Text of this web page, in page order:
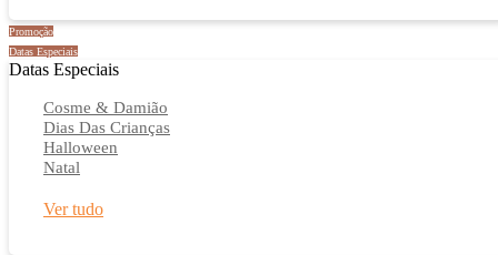
Promoção
Datas Especiais
Datas Especiais
Cosme & Damião
Dias Das Crianças
Halloween
Natal
Ver tudo